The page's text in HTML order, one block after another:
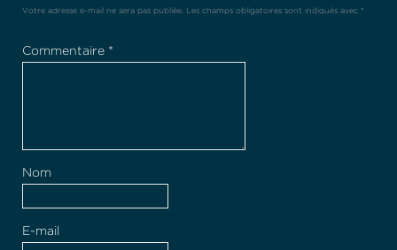
Votre adresse e-mail ne sera pas publiée. Les champs obligatoires sont indiqués avec *
Commentaire *
Nom
E-mail